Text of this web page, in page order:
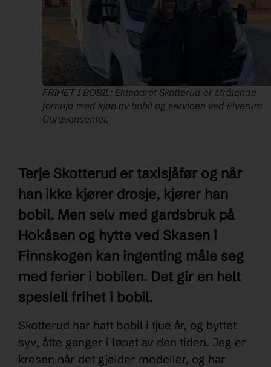
FRIHET I BOBIL: Ekteparet Skotterud er strålende
fornøjd med kjøp av bobil og servicen ved Elverum
Caravansenter.
Terje Skotterud er taxisjåfør og når
han ikke kjører drosje, kjører han
bobil. Men selv med gardsbruk på
Hokåsen og hytte ved Skasen i
Finnskogen kan ingenting måle seg
med ferier i bobilen. Det gir en helt
spesiell frihet i bobil.
Skotterud har hatt bobil i tjue år, og byttet
syv, åtte ganger i løpet av den tiden. Jeg er
kresen når det gjelder modeller, og har